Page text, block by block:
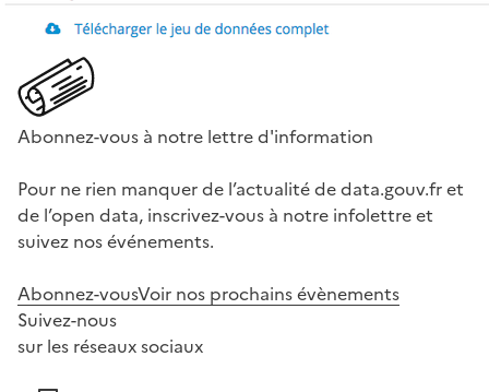
Abonnez-vous à notre lettre d'information
Pour ne rien manquer de l’actualité de data.gouv.fr et
de l’open data, inscrivez-vous à notre infolettre et
suivez nos événements.
Abonnez-vousVoir nos prochains évènements
Suivez-nous
sur les réseaux sociaux